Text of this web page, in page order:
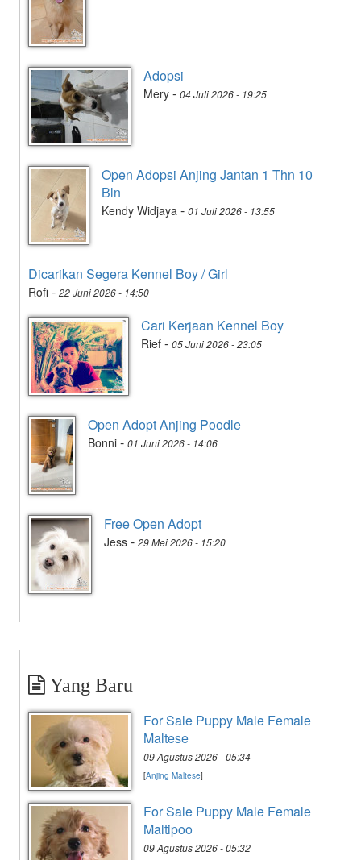
Adopsi
Mery - 04 Juli 2026 - 19:25
Open Adopsi Anjing Jantan 1 Thn 10
Bln
Kendy Widjaya - 01 Juli 2026 - 13:55
Dicarikan Segera Kennel Boy / Girl
Rofi - 22 Juni 2026 - 14:50
Cari Kerjaan Kennel Boy
Rief - 05 Juni 2026 - 23:05
Open Adopt Anjing Poodle
Bonni - 01 Juni 2026 - 14:06
Free Open Adopt
Jess - 29 Mei 2026 - 15:20
Yang Baru
For Sale Puppy Male Female
Maltese
09 Agustus 2026 - 05:34
[Anjing Maltese]
For Sale Puppy Male Female
Maltipoo
09 Agustus 2026 - 05:32